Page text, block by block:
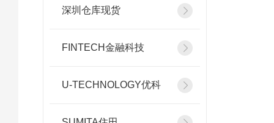
深圳仓库现货
FINTECH金融科技
U-TECHNOLOGY优科